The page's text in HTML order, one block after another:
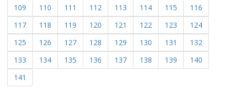
109
110 111 112 113 114 115
116
117
118 119 120 121 122 123
124
125
126 127 128 129 130 131
132
133
134 135 136 137 138 139
140
141